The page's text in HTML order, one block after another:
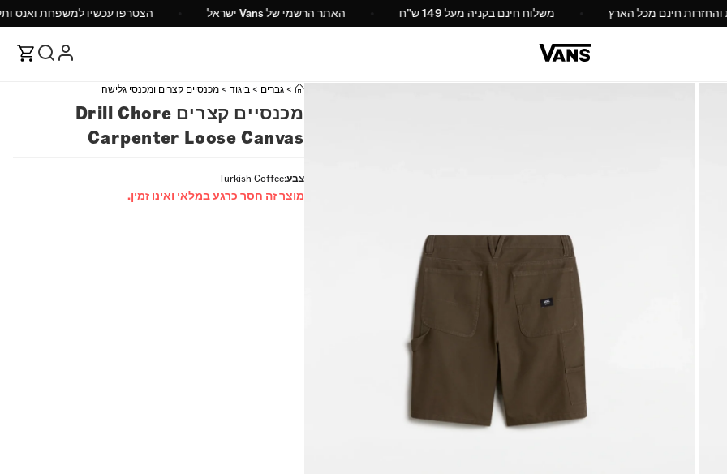
החלפות והחזרות חינם מכל הארץ משלוח חינם בקניה מעל 149 ש"ח האתר הרשמי של Vans ישראל הצטרפו עכשיו
>גברים >ביגוד >מכנסיים קצרים ומכנסי גלישה
מכנסיים קצרים Drill Chore
Carpenter Loose Canvas
צבע:
Turkish Coffee
מוצר זה חסר כרגע במלאי ואינו זמין.